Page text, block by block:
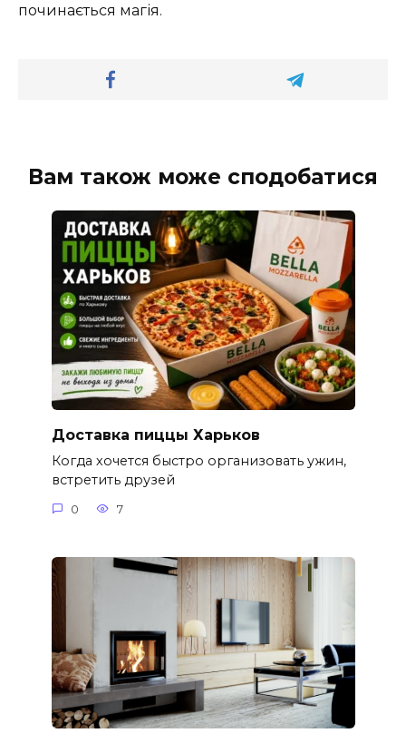
починається магія.
Вам також може сподобатися
Доставка пиццы Харьков
Когда хочется быстро организовать ужин,
встретить друзей
0 7